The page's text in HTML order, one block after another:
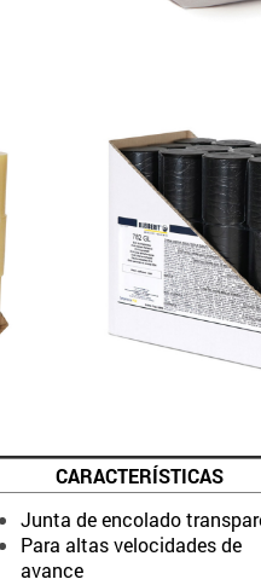
CARACTERÍSTICAS
Junta de encolado
Para altas velocidades de
avance